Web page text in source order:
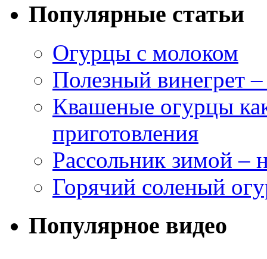
Популярные статьи
Огурцы с молоком
Полезный винегрет
Квашеные огурцы
приготовления
Рассольник зимой –
Горячий соленый
Популярное видео